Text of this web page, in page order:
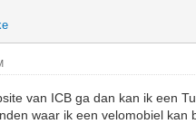
van ICB ga dan kan ik een
waar ik een velomobiel kan